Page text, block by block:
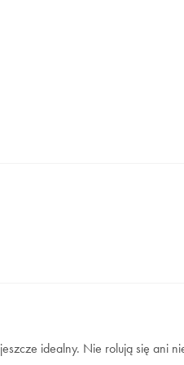
idealny. Nie rolują się ani